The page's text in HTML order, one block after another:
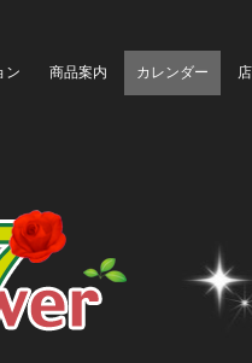
ン 商品案内 カレンダー